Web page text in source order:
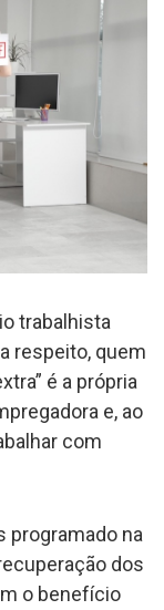
trabalhista
respeito, quem
é a própria
e, ao
com
programado na
dos
o benefício